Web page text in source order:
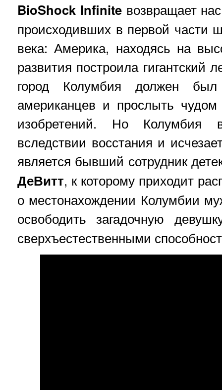
BioShock Infiniteвозвращает
происходивших в первой части
века: Америка, находясь на
развития построила
город Колумбия должен
американцев и прослыть чудом
изобретений. Но Колумбия
вследствии восстания и
является бывший сотрудник
ДеВитт, к которому приходит
о местонахождении Колумбии
освободить загадочную
сверхъестественными